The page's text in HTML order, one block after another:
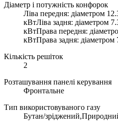
Діаметр і потужність конфорок
Ліва передня: діаметром
кВтЛіва задня: діаметром
кВтПрава передня:
кВтПрава задня:
Кількість решіток
2
Розташування панелі керування
Фронтальне
Тип використовуваного газу
Бутан/